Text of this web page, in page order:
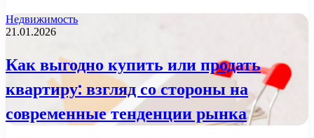
Недвижимость
21.01.2026
Как выгодно купить или продать
квартиру: взгляд со стороны на
современные тенденции рынка